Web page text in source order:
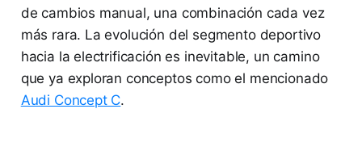
de cambios manual, una combinación cada vez
más rara. La evolución del segmento deportivo
hacia la electrificación es inevitable, un camino
que ya exploran conceptos como el mencionado
Audi Concept C.